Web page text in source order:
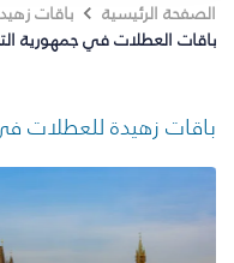
الصفحة الرئيسية باقات
باقات العطلات في جمهورية
باقات زهيدة للعطلات